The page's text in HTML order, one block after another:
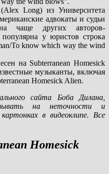
Long) из Университета
адвокаты и судьи
чаще других авторов-
у юристов строка
To know which way the wind
на Subterranean Homesick
музыканты, включая
Homesick Alien.
сайта Боба Дилана,
на неточности и
в видеоклипе. Все
Homesick